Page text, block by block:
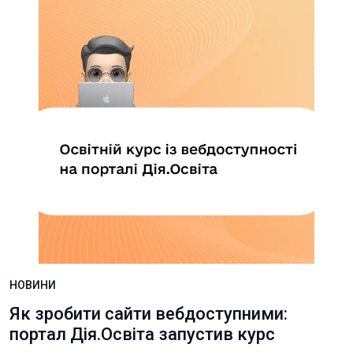
НОВИНИ
Як зробити сайти вебдоступними:
портал Дія.Освіта запустив курс